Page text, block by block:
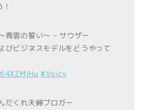
青雲の誓い〜 – サウザー
びビジネスモデルをどうやって
#Voicy
くれ夫婦ブロガー